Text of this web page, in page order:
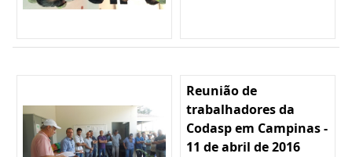
Reunião de
trabalhadores da
Codasp em Campinas -
11 de abril de 2016